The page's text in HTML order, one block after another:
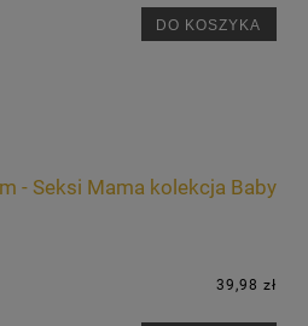
DO KOSZYKA
- Seksi Mama kolekcja Baby
39,98 zł